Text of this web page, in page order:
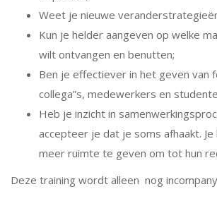
Weet je nieuwe
Kun je helder aangeven op welke
wilt ontvangen en benutten;
Ben je effectiever in het geven van
collega”s, medewerkers en
Heb je inzicht in
accepteer je dat je soms afhaakt.
meer ruimte te geven om tot hun
Deze training wordt alleen nog